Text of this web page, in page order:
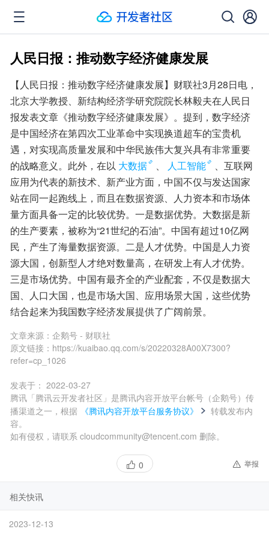
人民日报：推动数字经济健康发展
【人民日报：推动数字经济健康发展】财联社3月28日电，
北京大学教授、新结构经济学研究院院长林毅夫在人民日
报发表文章《推动数字经济健康发展》。提到，数字经济
是中国经济在第四次工业革命中实现换道超车的宝贵机
遇，对实现高质量发展和中华民族伟大复兴具有非常重要
的战略意义。此外，在以 大数据 、 人工智能
、互联网
应用为代表的新技术、新产业方面，中国不仅与发达国家
站在同一起跑线上，而且在数据资源、人力资本和市场体
量方面具备一定的比较优势。一是数据优势。大数据是新
的生产要素，被称为“21世纪的石油”。中国有超过10亿网
民，产生了海量数据资源。二是人才优势。中国是人力资
源大国，创新型人才绝对数量高，在研发上有人才优势。
三是市场优势。中国有最齐全的产业配套，不仅是数据大
国、人口大国，也是市场大国、应用场景大国，这些优势
结合起来为我国数字经济发展提供了广阔前景。
文章来源： 企鹅号 - 财联社
原文链接： https://kuaibao.qq.com/s/20220328A00X7300?
refer=cp_1026
发表于： 2022-03-27
腾讯「腾讯云开发者社区」是腾讯内容开放平台帐号（企鹅号）传
播渠道之一，根据
《腾讯内容开放平台服务协议》
转载发布内
容。
如有侵权，请联系 cloudcommunity@tencent.com 删除。
0 举报
相关快讯
2023-12-13